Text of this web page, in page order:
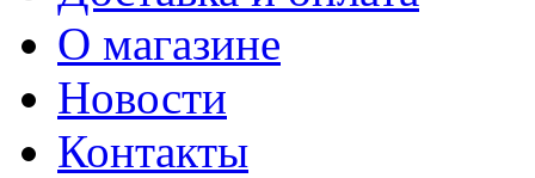
О магазине
Новости
Контакты